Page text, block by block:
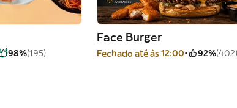
98%(195)
Face Burger
Fechado até às 12:00 92%(402)